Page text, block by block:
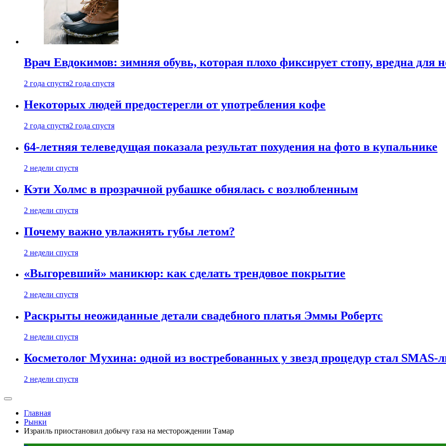
Врач Евдокимов: зимняя обувь, которая плохо фиксирует стопу, вредна для
2 года спустя2 года спустя
Некоторых людей предостерегли от употребления кофе
2 года спустя2 года спустя
64-летняя телеведущая показала результат похудения на фото в купальнике
2 недели спустя
Кэти Холмс в прозрачной рубашке обнялась с возлюбленным
2 недели спустя
Почему важно увлажнять губы летом?
2 недели спустя
«Выгоревший» маникюр: как сделать трендовое покрытие
2 недели спустя
Раскрыты неожиданные детали свадебного платья Эммы Робертс
2 недели спустя
Косметолог Мухина: одной из востребованных у звезд процедур стал SMAS-
2 недели спустя
Главная
Рынки
Израиль приостановил добычу газа на месторождении Тамар